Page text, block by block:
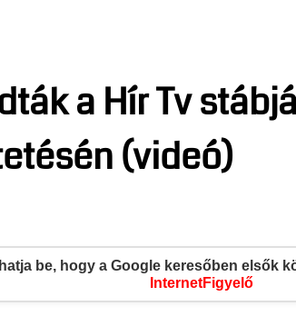
a Hír Tv
(videó)
be, hogy a Google keresőben elsők
InternetFigyelő